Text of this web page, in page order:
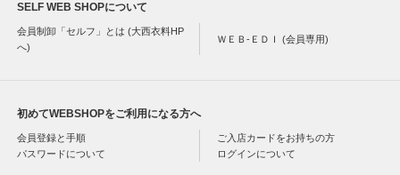
SELF WEB SHOPについて
会員制卸「セルフ」とは (大西衣料HP
へ)
ＷＥＢ-ＥＤＩ (会員専用)
初めてWEBSHOPをご利用になる方へ
会員登録と手順
ご入店カードをお持ちの方
パスワードについて
ログインについて